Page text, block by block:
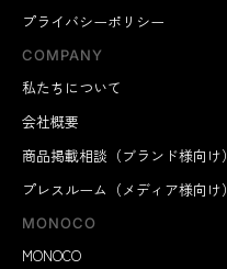
プライバシーポリシー
COMPANY
私たちについて
会社概要
商品掲載相談（ブランド様向け）
プレスルーム（メディア様向け）
MONOCO
MONOCO